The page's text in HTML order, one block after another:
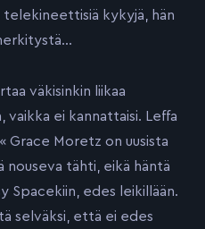
telekineettisiä kykyjä, hän
väkisinkin liikaa
vaikka ei kannattaisi. Leffa
Grace Moretz on uusista
tähti, eikä häntä
Spacekiin, edes leikillään.
selväksi, että ei edes